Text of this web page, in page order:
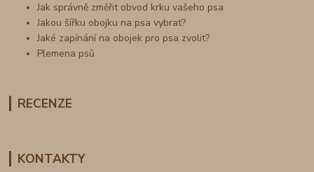
Jak správně změřit obvod krku vašeho psa
Jakou šířku obojku na psa vybrat?
Jaké zapínání na obojek pro psa zvolit?
Plemena psů
RECENZE
KONTAKTY